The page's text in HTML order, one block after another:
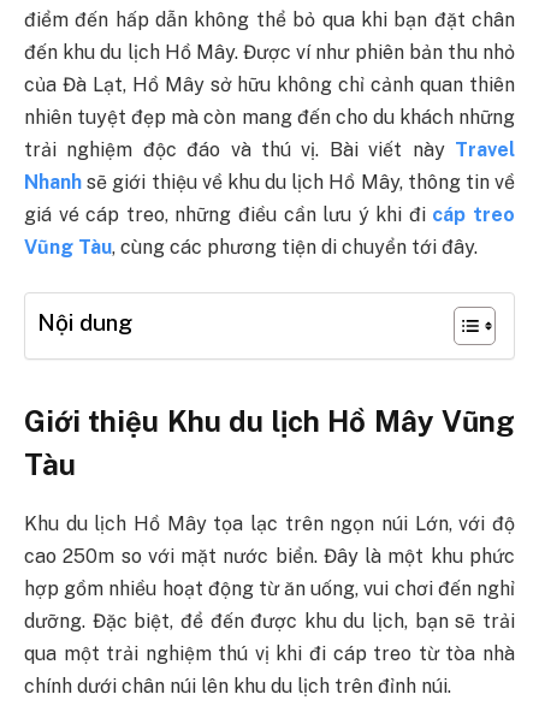
điểm đến hấp dẫn không thể bỏ qua khi bạn đặt chân
đến khu du lịch Hồ Mây. Được ví như phiên bản thu nhỏ
của Đà Lạt, Hồ Mây sở hữu không chỉ cảnh quan thiên
nhiên tuyệt đẹp mà còn mang đến cho du khách những
trải nghiệm độc đáo và thú vị. Bài viết này Travel
Nhanh sẽ giới thiệu về khu du lịch Hồ Mây, thông tin về
giá vé cáp treo, những điều cần lưu ý khi đicáp treo
Vũng Tàu, cùng các phương tiện di chuyển tới đây.
Nội dung
Giới thiệu Khu du lịch Hồ Mây Vũng
Tàu
Khu du lịch Hồ Mây tọa lạc trên ngọn núi Lớn, với độ
cao 250m so với mặt nước biển. Đây là một khu phức
hợp gồm nhiều hoạt động từ ăn uống, vui chơi đến nghỉ
dưỡng. Đặc biệt, để đến được khu du lịch, bạn sẽ trải
qua một trải nghiệm thú vị khi đi cáp treo từ tòa nhà
chính dưới chân núi lên khu du lịch trên đỉnh núi.